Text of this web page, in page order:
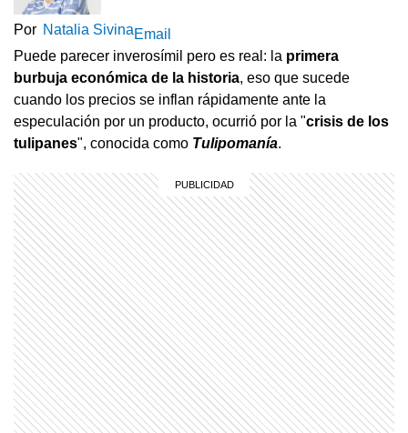
Por Natalia SivinaEmail
Puede parecer inverosímil pero es real: la primera
burbuja económica de la historia, eso que sucede
cuando los precios se inflan rápidamente ante la
especulación por un producto, ocurrió por la "crisis de los
tulipanes", conocida como Tulipomanía.